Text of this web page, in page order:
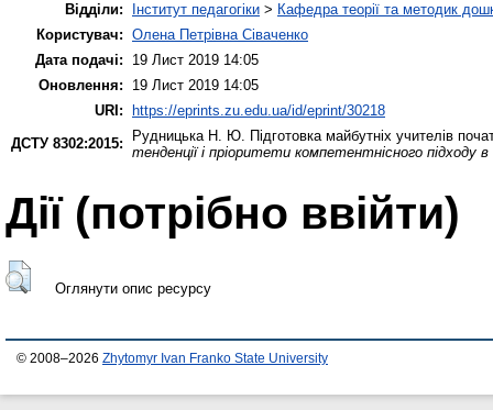
Відділи:
Інститут педагогіки > Кафедра теорії та методик
Користувач: Олена Петрівна Сіваченко
Дата подачі:
19 Лист 2019 14:05
Оновлення:
19 Лист 2019 14:05
URI:
https://eprints.zu.edu.ua/id/eprint/30218
ДСТУ 8302:2015:
Рудницька Н. Ю. Підготовка майбутніх учителів
тенденції і пріоритети компетентнісного підходу
Дії ​​(потрібно ввійти)
Оглянути опис ресурсу
© 2008–2026 Zhytomyr Ivan Franko State University